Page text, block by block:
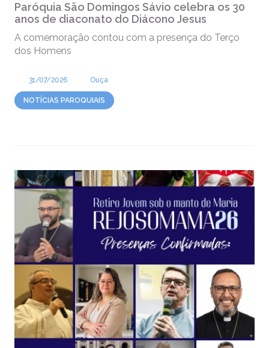
Paróquia São Domingos Sávio celebra os 30
anos de diaconato do Diácono Jesus
A comemoração contou com a presença do Terço
dos Homens
31/07/2026 Ouça
NOTÍCIAS PAROQUIAIS